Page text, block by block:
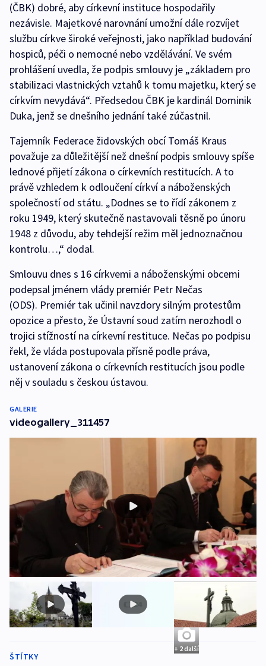
(ČBK) dobré, aby církevní instituce hospodařily
nezávisle. Majetkové narovnání umožní dále rozvíjet
službu církve široké veřejnosti, jako například budování
hospiců, péči o nemocné nebo vzdělávání. Ve svém
prohlášení uvedla, že podpis smlouvy je „základem pro
stabilizaci vlastnických vztahů k tomu majetku, který se
církvím nevydává“. Předsedou ČBK je kardinál Dominik
Duka, jenž se dnešního jednání také zúčastnil.
Tajemník Federace židovských obcí Tomáš Kraus
považuje za důležitější než dnešní podpis smlouvy spíše
lednové přijetí zákona o církevních restitucích. A to
právě vzhledem k odloučení církví a náboženských
společností od státu. „Dodnes se to řídí zákonem z
roku 1949, který skutečně nastavovali těsně po únoru
1948 z důvodu, aby tehdejší režim měl jednoznačnou
kontrolu…,“ dodal.
Smlouvu dnes s 16 církvemi a náboženskými obcemi
podepsal jménem vlády premiér Petr Nečas
(ODS). Premiér tak učinil navzdory silným protestům
opozice a přesto, že Ústavní soud zatím nerozhodl o
trojici stížností na církevní restituce. Nečas po podpisu
řekl, že vláda postupovala přísně podle práva,
ustanovení zákona o církevních restitucích jsou podle
něj v souladu s českou ústavou.
GALERIE
videogallery_311457
+ 2 další
ŠTÍTKY